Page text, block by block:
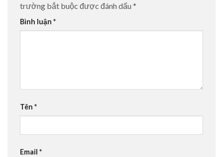
trường bắt buộc được đánh dấu *
Bình luận *
Tên *
Email *